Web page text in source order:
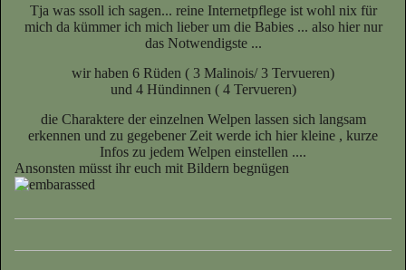
Tja was ssoll ich sagen... reine Internetpflege ist wohl nix für
mich da kümmer ich mich lieber um die Babies ... also hier nur
das Notwendigste ...
wir haben 6 Rüden ( 3 Malinois/ 3 Tervueren)
und 4 Hündinnen ( 4 Tervueren)
die Charaktere der einzelnen Welpen lassen sich langsam
erkennen und zu gegebener Zeit werde ich hier kleine , kurze
Infos zu jedem Welpen einstellen ....
Ansonsten müsst ihr euch mit Bildern begnügen